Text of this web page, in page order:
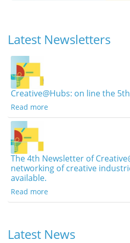
Latest Newsletters
Creative@Hubs: on line the
Read more
The 4th Newsletter of
networking of creative
available.
Read more
Latest News